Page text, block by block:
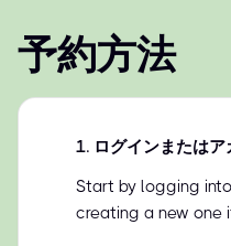
予約方法
1. ログインまたは
Start by logging
creating a new one